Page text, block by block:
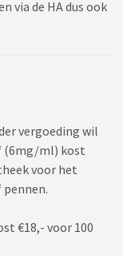
via de HA dus ook
vergoeding wil
(6mg/ml) kost
voor het
€18,- voor 100